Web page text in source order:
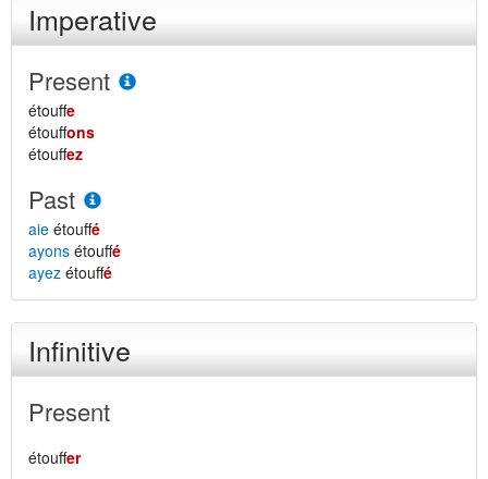
Imperative
Present
étouffe
étouffons
étouffez
Past
aie étouffé
ayons étouffé
ayez étouffé
Infinitive
Present
étouffer